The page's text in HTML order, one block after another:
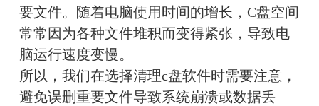
要文件。随着电脑使用时间的增长，C盘空间
常常因为各种文件堆积而变得紧张，导致电
脑运行速度变慢。
所以，我们在选择清理c盘软件时需要注意，
避免误删重要文件导致系统崩溃或数据丢